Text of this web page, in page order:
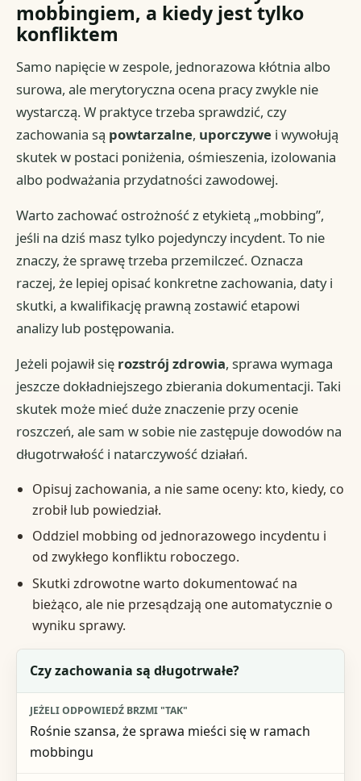
mobbingiem, a kiedy jest tylko
konfliktem
Samo napięcie w zespole, jednorazowa kłótnia albo
surowa, ale merytoryczna ocena pracy zwykle nie
wystarczą. W praktyce trzeba sprawdzić, czy
zachowania są powtarzalne, uporczywe i wywołują
skutek w postaci poniżenia, ośmieszenia, izolowania
albo podważania przydatności zawodowej.
Warto zachować ostrożność z etykietą „mobbing”,
jeśli na dziś masz tylko pojedynczy incydent. To nie
znaczy, że sprawę trzeba przemilczeć. Oznacza
raczej, że lepiej opisać konkretne zachowania, daty i
skutki, a kwalifikację prawną zostawić etapowi
analizy lub postępowania.
Jeżeli pojawił się rozstrój zdrowia, sprawa wymaga
jeszcze dokładniejszego zbierania dokumentacji. Taki
skutek może mieć duże znaczenie przy ocenie
roszczeń, ale sam w sobie nie zastępuje dowodów na
długotrwałość i natarczywość działań.
Opisuj zachowania, a nie same oceny: kto, kiedy, co
zrobił lub powiedział.
Oddziel mobbing od jednorazowego incydentu i
od zwykłego konfliktu roboczego.
Skutki zdrowotne warto dokumentować na
bieżąco, ale nie przesądzają one automatycznie o
wyniku sprawy.
Pytanie kontrolne
Jeżeli odpowiedź brzmi "tak"
Jeżeli odpowiedź brzmi "nie"
Czy zachowania są długotrwałe?
Rośnie szansa, że sprawa mieści się w ramach
mobbingu